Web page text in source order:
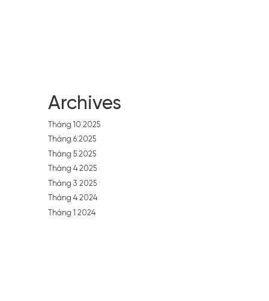
Archives
Tháng 10 2025
Tháng 6 2025
Tháng 5 2025
Tháng 4 2025
Tháng 3 2025
Tháng 4 2024
Tháng 1 2024